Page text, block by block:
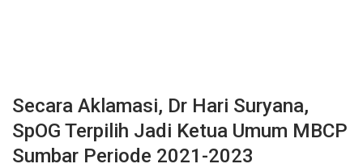
Secara Aklamasi, Dr Hari Suryana,
SpOG Terpilih Jadi Ketua Umum MBCP
Sumbar Periode 2021-2023